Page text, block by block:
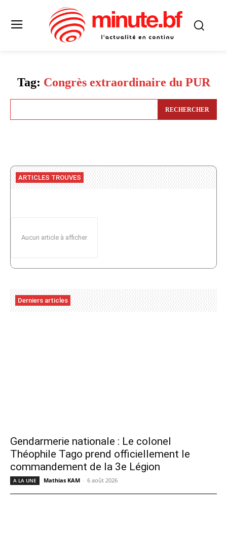
Tag: Congrès extraordinaire du PUR
RECHERCHER
ARTICLES TROUVES
Aucun article à afficher
Derniers articles
Gendarmerie nationale : Le colonel
Théophile Tago prend officiellement le
commandement de la 3e Légion
A LA UNE Mathias KAM - 6 août 2026